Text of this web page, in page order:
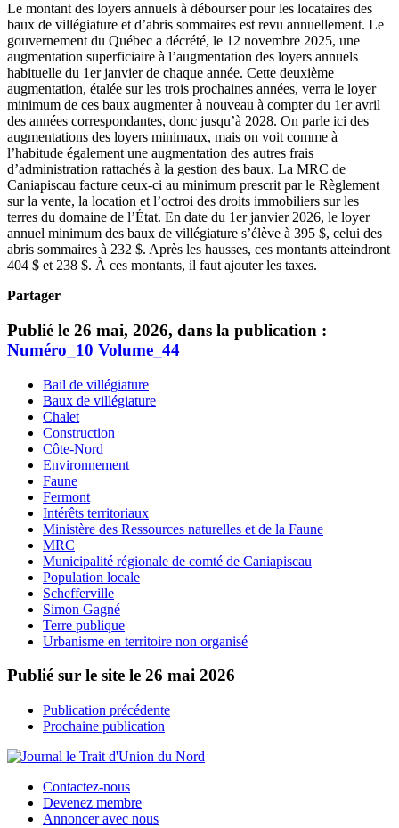
Le montant des loyers annuels à débourser pour les locataires des
baux de villégiature et d’abris sommaires est revu annuellement. Le
gouvernement du Québec a décrété, le 12 novembre 2025, une
augmentation superficiaire à l’augmentation des loyers annuels
habituelle du 1er janvier de chaque année. Cette deuxième
augmentation, étalée sur les trois prochaines années, verra le loyer
minimum de ces baux augmenter à nouveau à compter du 1er avril
des années correspondantes, donc jusqu’à 2028. On parle ici des
augmentations des loyers minimaux, mais on voit comme à
l’habitude également une augmentation des autres frais
d’administration rattachés à la gestion des baux. La MRC de
Caniapiscau facture ceux-ci au minimum prescrit par le Règlement
sur la vente, la location et l’octroi des droits immobiliers sur les
terres du domaine de l’État. En date du 1er janvier 2026, le loyer
annuel minimum des baux de villégiature s’élève à 395 $, celui des
abris sommaires à 232 $. Après les hausses, ces montants atteindront
404 $ et 238 $. À ces montants, il faut ajouter les taxes.
Partager
Publié le 26 mai, 2026, dans la publication :
Numéro_10 Volume_44
Bail de villégiature
Baux de villégiature
Chalet
Construction
Côte-Nord
Environnement
Faune
Fermont
Intérêts territoriaux
Ministère des Ressources naturelles et de la Faune
MRC
Municipalité régionale de comté de Caniapiscau
Population locale
Schefferville
Simon Gagné
Terre publique
Urbanisme en territoire non organisé
Publié sur le site le 26 mai 2026
Publication précédente
Prochaine publication
Contactez-nous
Devenez membre
Annoncer avec nous